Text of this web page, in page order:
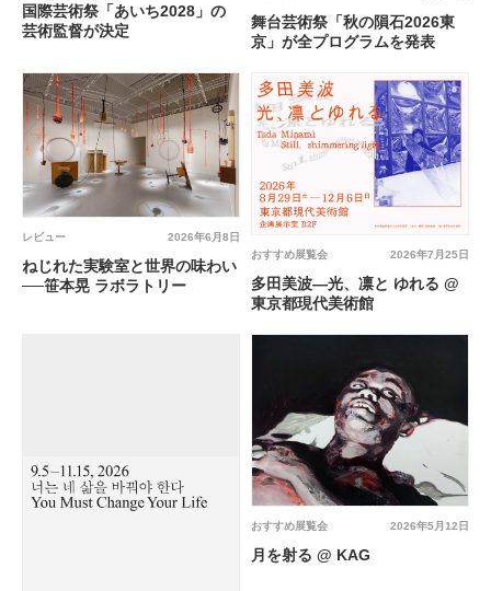
国際芸術祭「あいち2028」の
芸術監督が決定
舞台芸術祭「秋の隕石2026東
京」が全プログラムを発表
2026年6月8日
レビュー
ねじれた実験室と世界の味わい
──笹本晃 ラボラトリー
2026年7月25日
おすすめ展覧会
多田美波―光、凛と ゆれる @
東京都現代美術館
2026年5月12日
おすすめ展覧会
月を射る @ KAG